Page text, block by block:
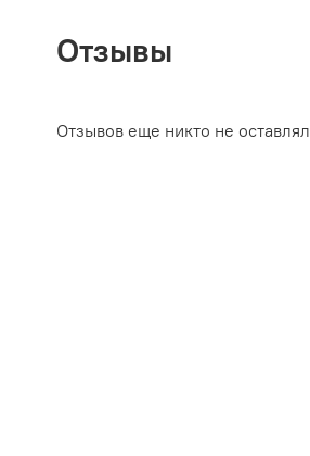
Отзывы
Отзывов еще никто не оставлял